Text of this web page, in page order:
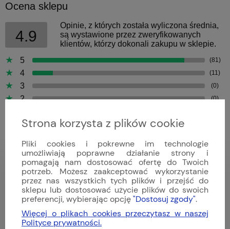
Ocena sklepu
4.9
Opinie, z których została wyliczona średnia,
są wystawione przez zweryfikowanych
klientów, którzy dokonali zakupu w sklepie.
5
(81)
4 (11)
3 (0)
2 (0)
Bartek
Dodano: 2026-04-09
Opinia zweryfikowana
Strona korzysta z plików cookie
Pliki cookies i pokrewne im technologie
umożliwiają poprawne działanie strony i
pomagają nam dostosować ofertę do Twoich
potrzeb. Możesz zaakceptować wykorzystanie
przez nas wszystkich tych plików i przejść do
sklepu lub dostosować użycie plików do swoich
preferencji, wybierając opcję"Dostosuj zgody".
Więcej o plikach cookies przeczytasz w naszej
Polityce prywatności.